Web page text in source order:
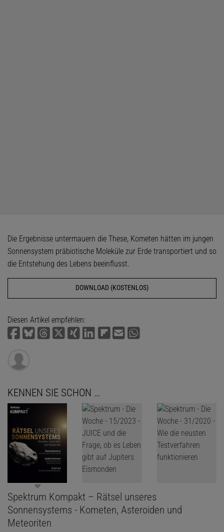
Die Ergebnisse untermauern die These, Kometen hätten im jungen
Sonnensystem präbiotische Moleküle zur Erde transportiert und so
die Entstehung des Lebens beeinflusst.
DOWNLOAD (KOSTENLOS)
Diesen Artikel empfehlen:
KENNEN SIE SCHON …
Spektrum Kompakt – Rätsel unseres
Sonnensystems - Kometen, Asteroiden und
Meteoriten